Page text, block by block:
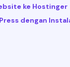
ke Hostinger
dengan